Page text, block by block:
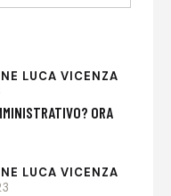
LUCA VICENZA
ORA
LUCA VICENZA